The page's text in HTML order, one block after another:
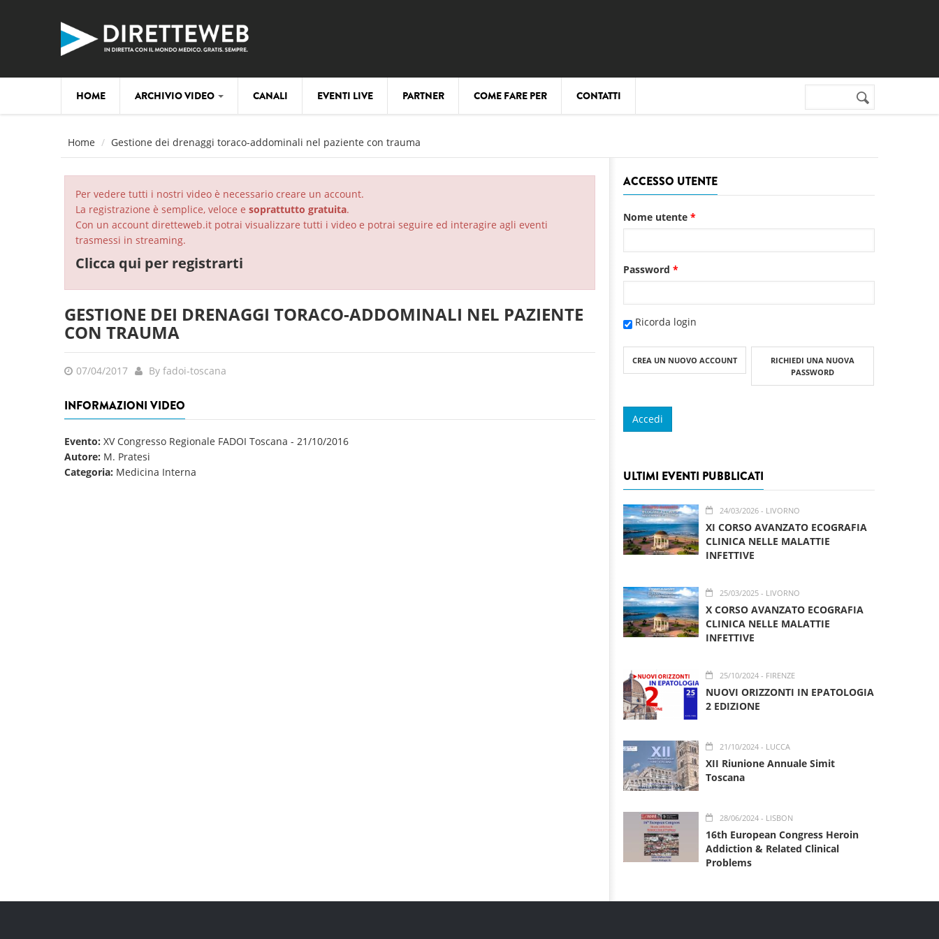
HOME ARCHIVIO VIDEO CANALI EVENTI LIVE PARTNER COME FARE PER CONTATTI Form di
Cerca nel sito
Home Gestione dei drenaggi toraco-addominali nel paziente con trauma
Per vedere tutti i nostri video è necessario creare un account.
La registrazione è semplice, veloce e soprattutto gratuita.
Con un account diretteweb.it potrai visualizzare tutti i video e potrai seguire ed interagire agli eventi
trasmessi in streaming.
Clicca qui per registrarti
GESTIONE DEI DRENAGGI TORACO-ADDOMINALI NEL PAZIENTE
CON TRAUMA
07/04/2017 By fadoi-toscana
INFORMAZIONI VIDEO
Evento: XV Congresso Regionale FADOI Toscana - 21/10/2016
Autore: M. Pratesi
Categoria: Medicina Interna
ACCESSO UTENTE
Nome utente *
Password *
Ricorda login
CREA UN NUOVO ACCOUNT
RICHIEDI UNA NUOVA
PASSWORD
ULTIMI EVENTI PUBBLICATI
24/03/2026- LIVORNO
XI CORSO AVANZATO ECOGRAFIA
CLINICA NELLE MALATTIE
INFETTIVE
25/03/2025- LIVORNO
X CORSO AVANZATO ECOGRAFIA
CLINICA NELLE MALATTIE
INFETTIVE
25/10/2024- FIRENZE
NUOVI ORIZZONTI IN EPATOLOGIA
2 EDIZIONE
21/10/2024- LUCCA
XII Riunione Annuale Simit
Toscana
28/06/2024- LISBON
16th European Congress Heroin
Addiction & Related Clinical
Problems